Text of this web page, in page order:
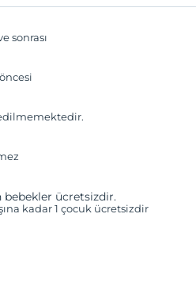
sonrası
bebekler ücretsizdir.
kadar 1 çocuk ücretsizdir